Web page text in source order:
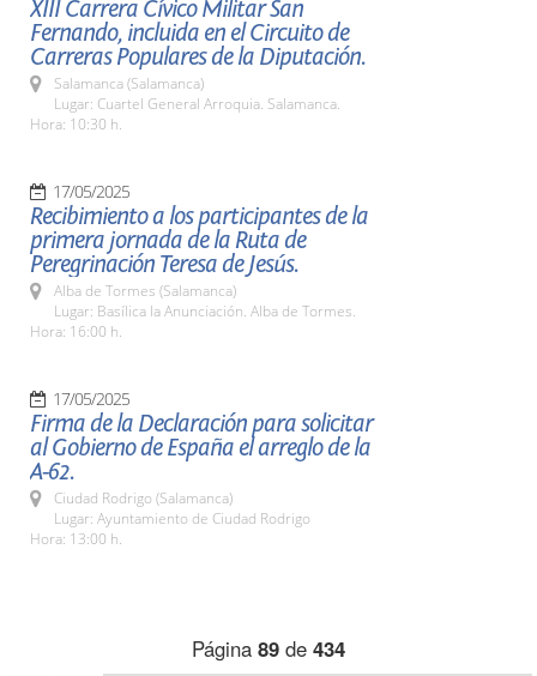
XIII Carrera Cívico Militar San
Fernando, incluida en el Circuito de
Carreras Populares de la Diputación.
Salamanca (Salamanca)
Lugar: Cuartel General Arroquia. Salamanca.
Hora: 10:30 h.
17/05/2025
Recibimiento a los participantes de la
primera jornada de la Ruta de
Peregrinación Teresa de Jesús.
Alba de Tormes (Salamanca)
Lugar: Basílica la Anunciación. Alba de Tormes.
Hora: 16:00 h.
17/05/2025
Firma de la Declaración para solicitar
al Gobierno de España el arreglo de la
A-62.
Ciudad Rodrigo (Salamanca)
Lugar: Ayuntamiento de Ciudad Rodrigo
Hora: 13:00 h.
Página 89 de 434